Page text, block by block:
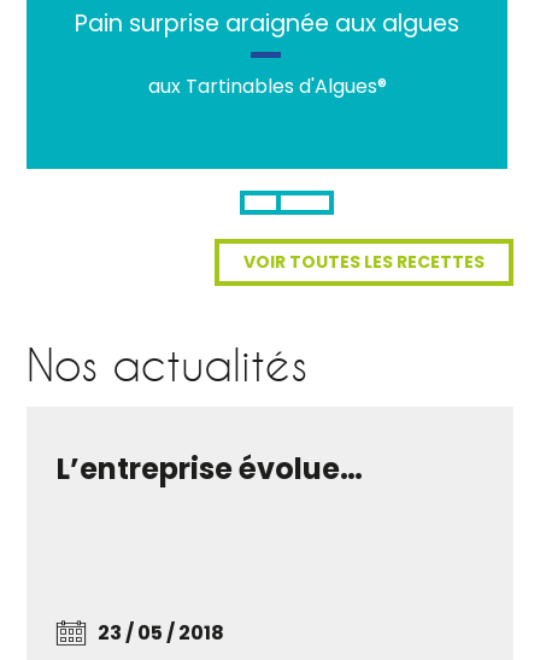
Pain surprise araignée aux algues
aux Tartinables d'Algues®
VOIR TOUTES LES RECETTES
Nos actualités
L’entreprise évolue…
23 / 05 / 2018